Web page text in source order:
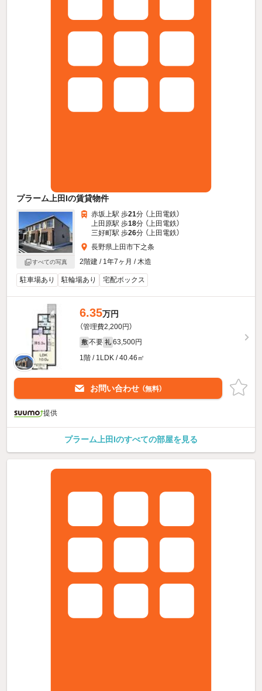
プラーム上田Iの賃貸物件
すべての写真
赤坂上駅 歩21分 （上田電鉄）
上田原駅 歩18分 （上田電鉄）
三好町駅 歩26分 （上田電鉄）
長野県上田市下之条
2階建 / 1年7ヶ月 / 木造
駐車場あり 駐輪場あり 宅配ボックス
6.35万円
（管理費2,200円）
敷 不要 礼 63,500円
1階 / 1LDK / 40.46㎡
お問い合わせ （無料）
提供
プラーム上田Iのすべての部屋を見る